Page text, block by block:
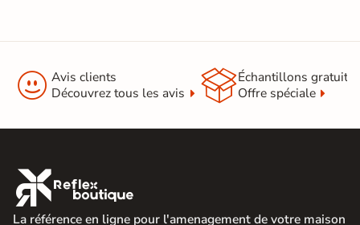
Monté en usine
Garantie 2 ans
 Avis clients
Découvrez tous les avis
Échantillons gratuit
Offre spéciale

La référence en ligne pour l'amenagement de votre maison